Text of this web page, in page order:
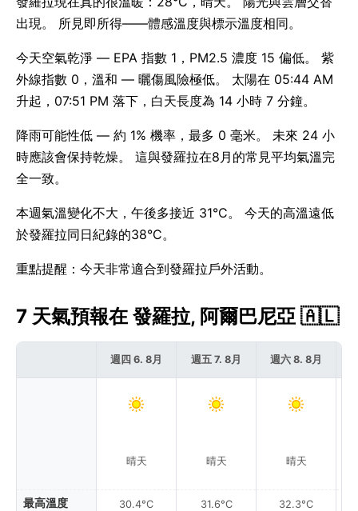
出現。 所見即所得——體感溫度與標示溫度相同。
今天空氣乾淨 — EPA 指數 1，PM2.5 濃度 15 偏低。 紫
外線指數 0，溫和 — 曬傷風險極低。 太陽在 05:44 AM
升起，07:51 PM 落下，白天長度為 14 小時 7 分鐘。
降雨可能性低 — 約 1% 機率，最多 0 毫米。 未來 24 小
時應該會保持乾燥。 這與發羅拉在8月的常見平均氣溫完
全一致。
本週氣溫變化不大，午後多接近 31°C。 今天的高溫遠低
於發羅拉同日紀錄的38°C。
重點提醒：今天非常適合到發羅拉戶外活動。
7 天氣預報在 發羅拉, 阿爾巴尼亞 🇦🇱
最高溫度
週四 6. 8月
晴天
30.4°C
週五 7. 8月
晴天
31.6°C
週六 8. 8月
晴天
32.3°C